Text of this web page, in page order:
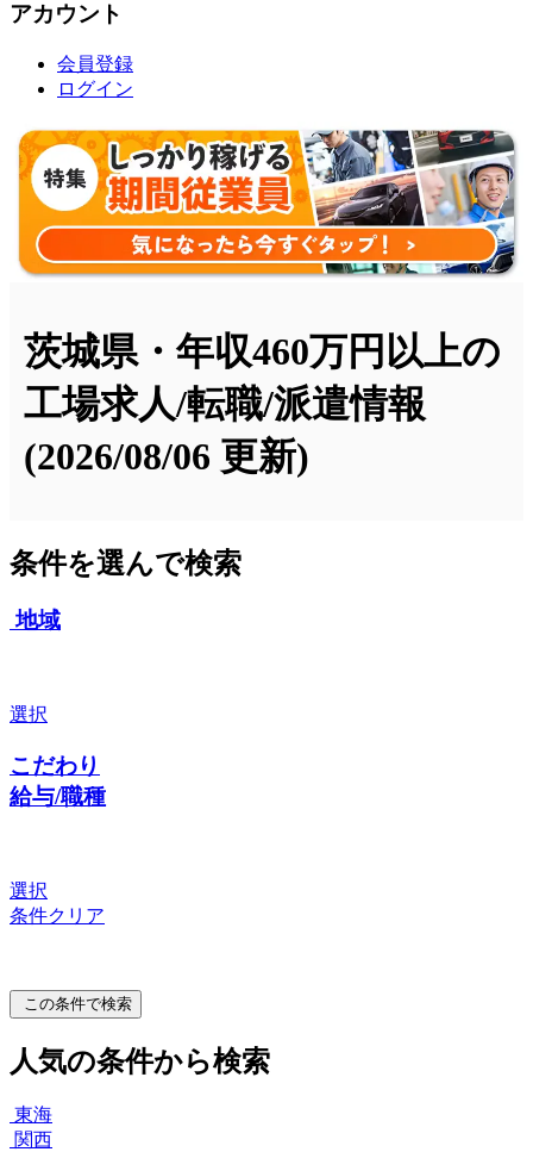
アカウント
会員登録
ログイン
茨城県・年収460万円以上の
工場求人/転職/派遣情報
(2026/08/06 更新)
条件を選んで検索
地域
選択
こだわり
給与/職種
選択
条件クリア
この条件で検索
人気の条件から検索
東海
関西